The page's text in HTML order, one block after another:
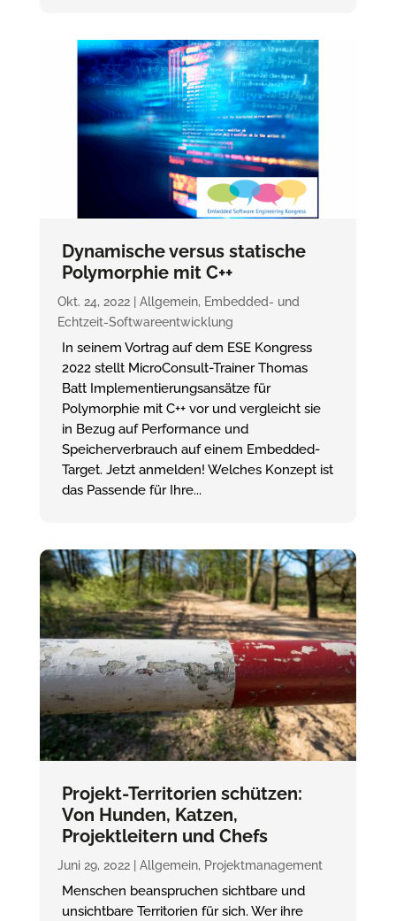
Dynamische versus statische
Polymorphie mit C++
Okt. 24, 2022| Allgemein, Embedded- und
Echtzeit-Softwareentwicklung
In seinem Vortrag auf dem ESE Kongress
2022 stellt MicroConsult-Trainer Thomas
Batt Implementierungsansätze für
Polymorphie mit C++ vor und vergleicht sie
in Bezug auf Performance und
Speicherverbrauch auf einem Embedded-
Target. Jetzt anmelden! Welches Konzept ist
das Passende für Ihre...
Projekt-Territorien schützen:
Von Hunden, Katzen,
Projektleitern und Chefs
Juni 29, 2022| Allgemein, Projektmanagement
Menschen beanspruchen sichtbare und
unsichtbare Territorien für sich. Wer ihre